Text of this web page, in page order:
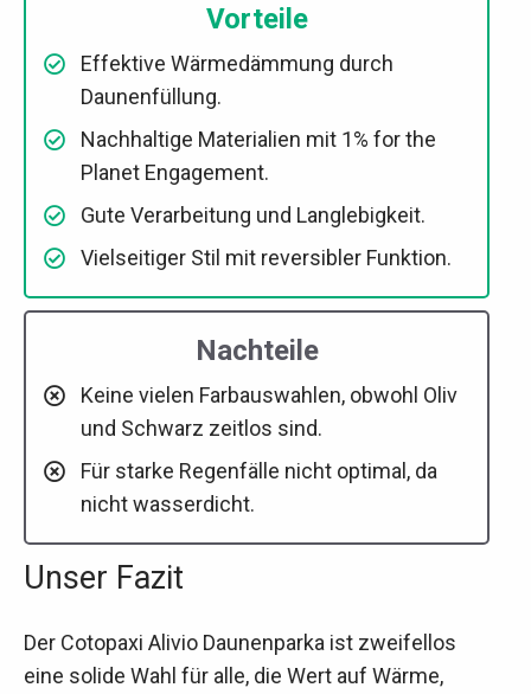
Vorteile
Effektive Wärmedämmung durch
Daunenfüllung.
Nachhaltige Materialien mit 1% for the
Planet Engagement.
Gute Verarbeitung und Langlebigkeit.
Vielseitiger Stil mit reversibler Funktion.
Nachteile
Keine vielen Farbauswahlen, obwohl Oliv
und Schwarz zeitlos sind.
Für starke Regenfälle nicht optimal, da
nicht wasserdicht.
Unser Fazit
Der Cotopaxi Alivio Daunenparka ist zweifellos
eine solide Wahl für alle, die Wert auf Wärme,